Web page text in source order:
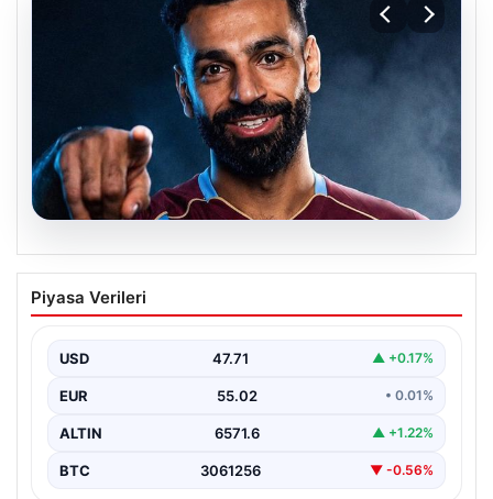
Mohamed Salah transferinin detayları
açıklandı!
Piyasa Verileri
USD 47.71 ▲ +0.17%
EUR 55.02 • 0.01%
ALTIN 6571.6 ▲ +1.22%
BTC 3061256 ▼ -0.56%